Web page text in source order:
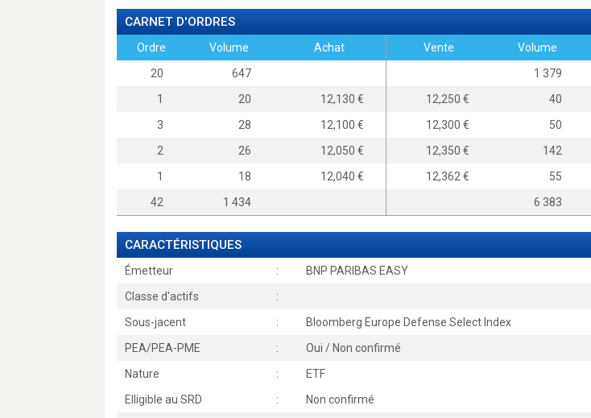
CARNET D'ORDRES
Ordre Volume
Achat
20
647
1
20
12,130
3
28
12,100
2
26
12,050
1
18
12,040
42
1 434
Vente Volume
1 379
12,250
40
12,300
50
12,350
142
12,362
55
6 383
CARACTÉRISTIQUES
Émetteur :
BNP PARIBAS EASY
Classe d'actifs
:
Sous-jacent
:
Bloomberg Europe Defense Select Index
PEA/PEA-PME
:
Oui / Non confirmé
Nature
:
ETF
Elligible au SRD
:
Non confirmé